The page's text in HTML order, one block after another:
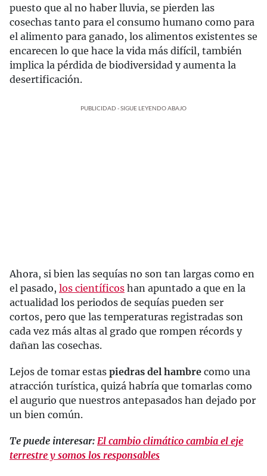
puesto que al no haber lluvia, se pierden las
cosechas tanto para el consumo humano como para
el alimento para ganado, los alimentos existentes se
encarecen lo que hace la vida más difícil, también
implica la pérdida de biodiversidad y aumenta la
desertificación.
PUBLICIDAD - SIGUE LEYENDO ABAJO
Ahora, si bien las sequías no son tan largas como en
el pasado, los científicos han apuntado a que en la
actualidad los periodos de sequías pueden ser
cortos, pero que las temperaturas registradas son
cada vez más altas al grado que rompen récords y
dañan las cosechas.
Lejos de tomar estas piedras del hambre como una
atracción turística, quizá habría que tomarlas como
el augurio que nuestros antepasados han dejado por
un bien común.
Te puede interesar: El cambio climático cambia el eje
terrestre y somos los responsables